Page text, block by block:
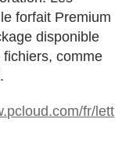
forfait Premium
disponible
comme
fr/lett